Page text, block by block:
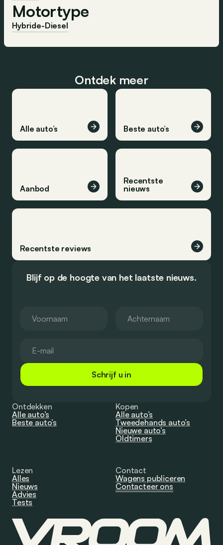
Motortype
Hybride-Diesel
Ontdek meer
Alle auto’s Beste auto’s
Aanbod
Recentste
nieuws
Recentste reviews
Blijf op de hoogte van het laatste nieuws.
Schrijf u in
Ontdekken
Alle auto’s
Beste auto’s
Kopen
Alle auto’s
Tweedehands auto’s
Nieuwe auto’s
Oldtimers
Lezen
Alles
Nieuws
Advies
Tests
Contact
Wagens publiceren
Contacteer ons